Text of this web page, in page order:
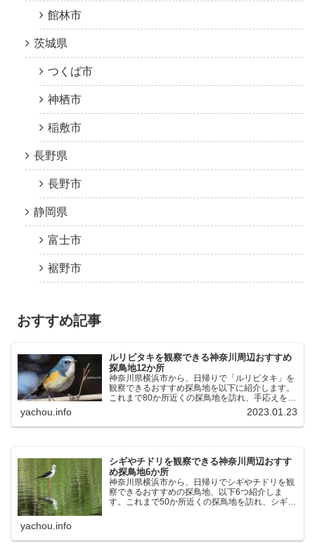
館林市
茨城県
つくば市
神栖市
稲敷市
長野県
長野市
静岡県
富士市
裾野市
おすすめ記事
ルリビタキを観察できる神奈川周辺おすすめ
探鳥地12か所
神奈川県横浜市から、日帰りで「ルリビタキ」を
観察できるおすすめ探鳥地を以下に紹介します。
これまで80か所近くの探鳥地を訪れ、手応えを感
じた場所です。以下、★ が多いほど観察しやす
く、出現頻度が高いと感じた場所です。 北本自然
観察公園：埼玉県...
yachou.info 2023.01.23
シギやチドリを観察できる神奈川周辺おすす
め探鳥地6か所
神奈川県横浜市から、日帰りでシギやチドリを観
察できるおすすめの探鳥地、以下6つ紹介しま
す。これまで50か所近くの探鳥地を訪れ、シギや
yachou.info